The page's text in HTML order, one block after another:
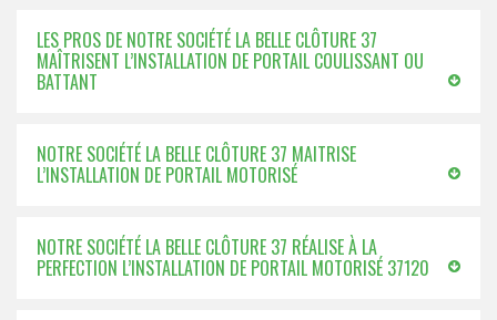
LES PROS DE NOTRE SOCIÉTÉ LA BELLE CLÔTURE 37
MAÎTRISENT L’INSTALLATION DE PORTAIL COULISSANT OU
BATTANT
NOTRE SOCIÉTÉ LA BELLE CLÔTURE 37 MAITRISE
L’INSTALLATION DE PORTAIL MOTORISÉ
NOTRE SOCIÉTÉ LA BELLE CLÔTURE 37 RÉALISE À LA
PERFECTION L’INSTALLATION DE PORTAIL MOTORISÉ 37120